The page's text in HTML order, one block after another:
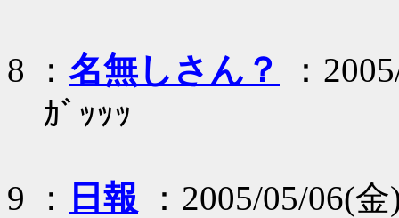
8 ： 名無しさん？
：
ｶﾞｯｯｯ
9 ： 日報 ：2005/05/06(